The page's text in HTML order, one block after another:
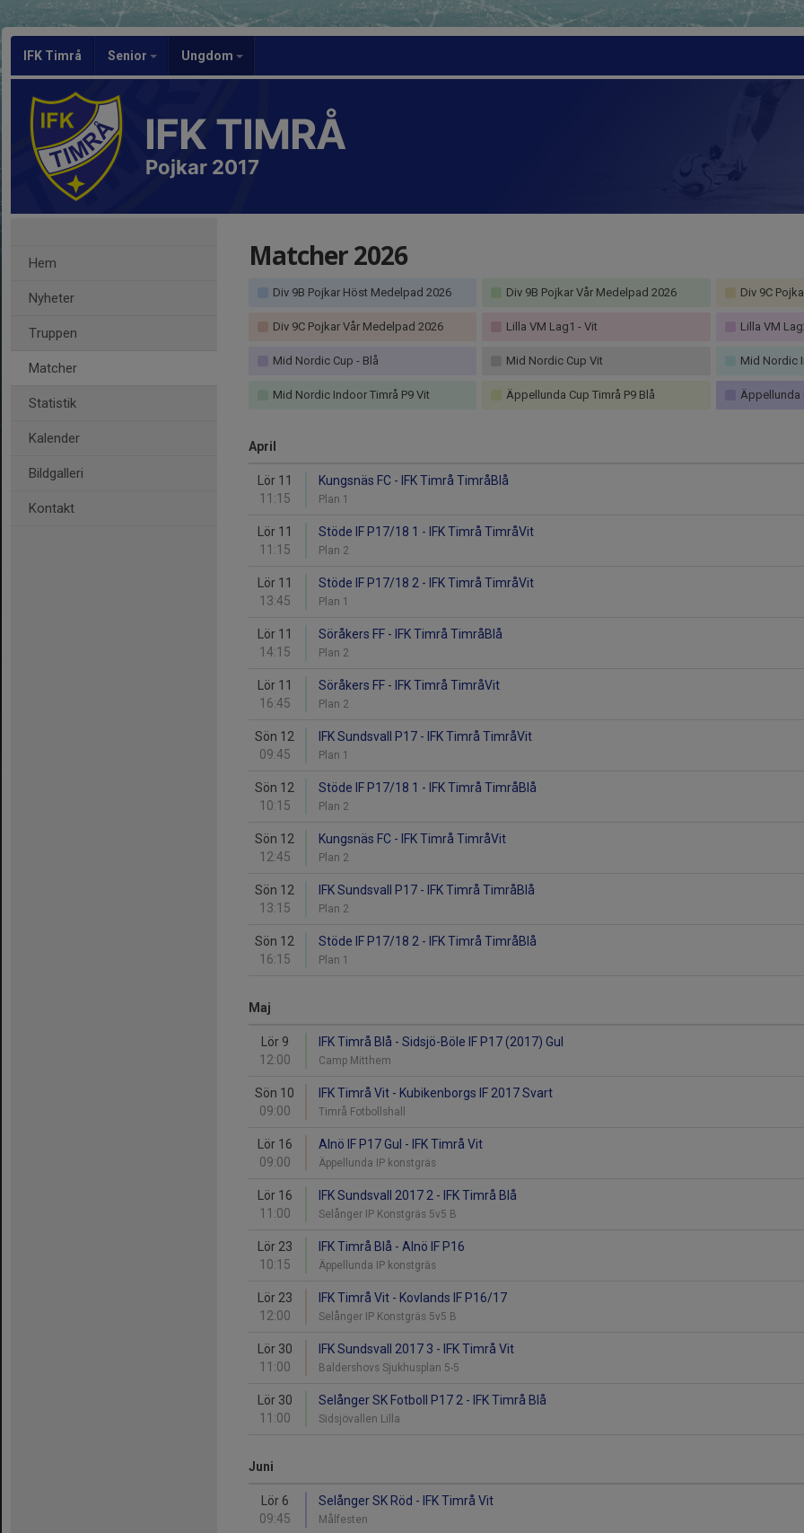
IFK Timrå Senior Ungdom
IFK TIMRÅ
Pojkar 2017
Hem
Nyheter
Truppen
Matcher
Statistik
Kalender
Bildgalleri
Kontakt
Matcher 2026
Div 9B Pojkar Höst Medelpad 2026 Div 9B Pojkar Vår Medelpad 2026 Div 9C
Div 9C Pojkar Vår Medelpad 2026 Lilla VM Lag1 - Vit Lilla VM
Mid Nordic Cup - Blå Mid Nordic Cup Vit Mid Nordic
Mid Nordic Indoor Timrå P9 Vit Äppellunda Cup Timrå P9 Blå Äppellunda
April
Lör 11
11:15
Kungsnäs FC - IFK Timrå TimråBlå
Plan 1
Lör 11
11:15
Stöde IF P17/18 1 - IFK Timrå TimråVit
Plan 2
Lör 11
13:45
Stöde IF P17/18 2 - IFK Timrå TimråVit
Plan 1
Lör 11
14:15
Söråkers FF - IFK Timrå TimråBlå
Plan 2
Lör 11
16:45
Söråkers FF - IFK Timrå TimråVit
Plan 2
Sön 12
09:45
IFK Sundsvall P17 - IFK Timrå TimråVit
Plan 1
Sön 12
10:15
Stöde IF P17/18 1 - IFK Timrå TimråBlå
Plan 2
Sön 12
12:45
Kungsnäs FC - IFK Timrå TimråVit
Plan 2
Sön 12
13:15
IFK Sundsvall P17 - IFK Timrå TimråBlå
Plan 2
Sön 12
16:15
Stöde IF P17/18 2 - IFK Timrå TimråBlå
Plan 1
Maj
Lör 9
12:00
IFK Timrå Blå - Sidsjö-Böle IF P17 (2017) Gul
Camp Mitthem
Sön 10
09:00
IFK Timrå Vit - Kubikenborgs IF 2017 Svart
Timrå Fotbollshall
Lör 16
09:00
Alnö IF P17 Gul - IFK Timrå Vit
Äppellunda IP konstgräs
Lör 16
11:00
IFK Sundsvall 2017 2 - IFK Timrå Blå
Selånger IP Konstgräs 5v5 B
Lör 23
10:15
IFK Timrå Blå - Alnö IF P16
Äppellunda IP konstgräs
Lör 23
12:00
IFK Timrå Vit - Kovlands IF P16/17
Selånger IP Konstgräs 5v5 B
Lör 30
11:00
IFK Sundsvall 2017 3 - IFK Timrå Vit
Baldershovs Sjukhusplan 5-5
Lör 30
11:00
Selånger SK Fotboll P17 2 - IFK Timrå Blå
Sidsjövallen Lilla
Juni
Lör 6
09:45
Selånger SK Röd - IFK Timrå Vit
Målfesten